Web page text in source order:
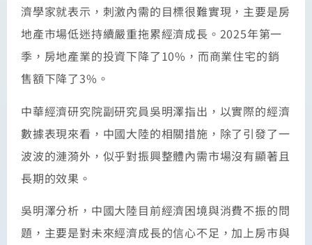
濟學家就表示，刺激內需的目標很難實現，主要是房
地產市場低迷持續嚴重拖累經濟成長。2025年第一
季，房地產業的投資下降了10%，而商業住宅的銷
售額下降了3%。
中華經濟研究院副研究員吳明澤指出，以實際的經濟
數據表現來看，中國大陸的相關措施，除了引發了一
波波的漣漪外，似乎對振興整體內需市場沒有顯著且
長期的效果。
吳明澤分析，中國大陸目前經濟困境與消費不振的問
題，主要是對未來經濟成長的信心不足，加上房市與